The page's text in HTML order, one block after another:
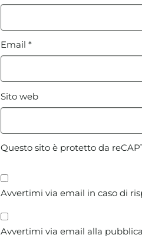
Email *
Sito web
Questo sito è protetto da
Avvertimi via email in caso di
Avvertimi via email alla